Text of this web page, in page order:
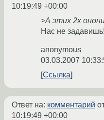
10:19:49 +00:00
>А этих 2х
Нас не
anonymous
03.03.2007
Ссылка
Ответ на: комментарий
10:19:49 +00:00